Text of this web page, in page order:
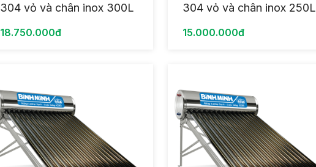
304 vỏ và chân inox 300L
18.750.000đ
304 vỏ và chân inox 250L
15.000.000đ